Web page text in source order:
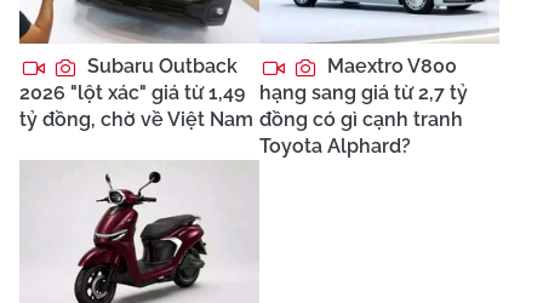
Subaru Outback
2026 "lột xác" giá từ 1,49
tỷ đồng, chờ về Việt Nam
Maextro V800
hạng sang giá từ 2,7 tỷ
đồng có gì cạnh tranh
Toyota Alphard?